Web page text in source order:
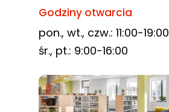
Godziny otwarcia
pon., wt., czw.: 11:00-19:00
śr., pt.: 9:00-16:00